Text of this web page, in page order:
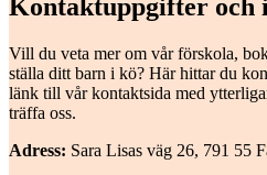
Kontaktuppgifter och
Vill du veta mer om vår förskola,
ställa ditt barn i kö? Här hittar du
länk till vår kontaktsida med
träffa oss.
Adress: Sara Lisas väg 26, 791 55